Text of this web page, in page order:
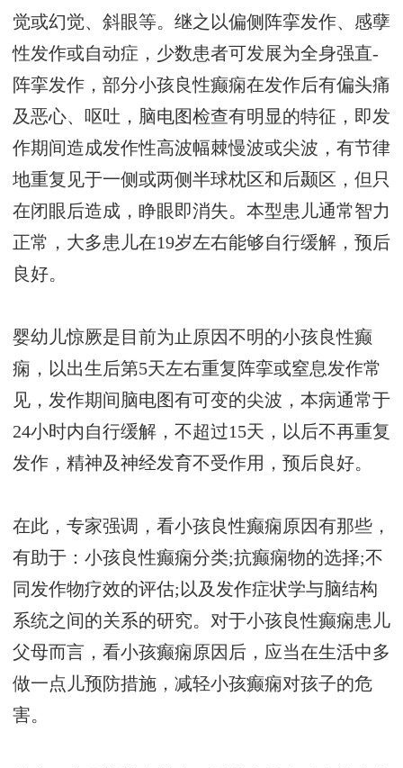
觉或幻觉、斜眼等。继之以偏侧阵挛发作、感孽
性发作或自动症，少数患者可发展为全身强直-
阵挛发作，部分小孩良性癫痫在发作后有偏头痛
及恶心、呕吐，脑电图检查有明显的特征，即发
作期间造成发作性高波幅棘慢波或尖波，有节律
地重复见于一侧或两侧半球枕区和后颞区，但只
在闭眼后造成，睁眼即消失。本型患儿通常智力
正常，大多患儿在19岁左右能够自行缓解，预后
良好。
婴幼儿惊厥是目前为止原因不明的小孩良性癫
痫，以出生后第5天左右重复阵挛或窒息发作常
见，发作期间脑电图有可变的尖波，本病通常于
24小时内自行缓解，不超过15天，以后不再重复
发作，精神及神经发育不受作用，预后良好。
在此，专家强调，看小孩良性癫痫原因有那些，
有助于：小孩良性癫痫分类;抗癫痫物的选择;不
同发作物疗效的评估;以及发作症状学与脑结构
系统之间的关系的研究。对于小孩良性癫痫患儿
父母而言，看小孩癫痫原因后，应当在生活中多
做一点儿预防措施，减轻小孩癫痫对孩子的危
害。